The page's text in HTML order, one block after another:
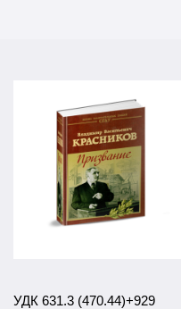
УДК 631.3 (470.44)+929